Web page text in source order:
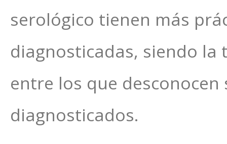
serológico tienen más
diagnosticadas, siendo la
entre los que
diagnosticados.